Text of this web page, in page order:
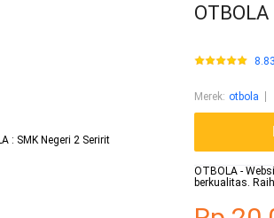
Merek: otbola
OTBOLA -
berkualitas.